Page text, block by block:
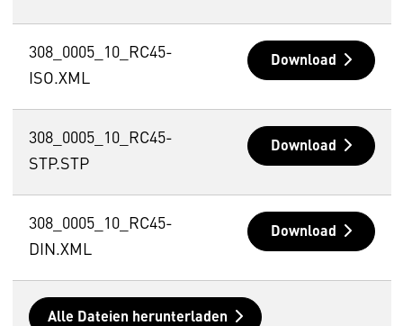
308_0005_10_RC45-
ISO.XML
Download
308_0005_10_RC45-
STP.STP
Download
308_0005_10_RC45-
DIN.XML
Download
Alle Dateien herunterladen